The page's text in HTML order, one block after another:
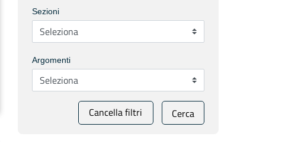
Sezioni
Argomenti
Cancella filtri Cerca